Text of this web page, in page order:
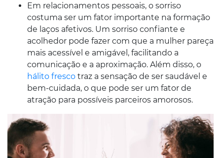
Em relacionamentos pessoais, o sorriso
costuma ser um fator importante na formação
de laços afetivos. Um sorriso confiante e
acolhedor pode fazer com que a mulher pareça
mais acessível e amigável, facilitando a
comunicação e a aproximação. Além disso, o
hálito fresco traz a sensação de ser saudável e
bem-cuidada, o que pode ser um fator de
atração para possíveis parceiros amorosos.